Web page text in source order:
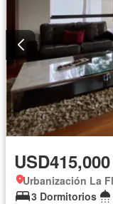
USD415,000
3 Dormitorios